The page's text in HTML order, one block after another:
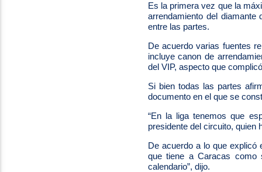
Es la primera vez que la
arrendamiento del
entre las partes.
De acuerdo varias fuentes
incluye canon de
del VIP, aspecto que
Si bien todas las partes
documento en el que se
“En la liga tenemos que
presidente del circuito, quien
De acuerdo a lo que explicó
que tiene a Caracas como
calendario”, dijo.